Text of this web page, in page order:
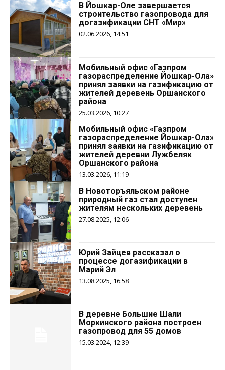
В Йошкар-Оле завершается
строительство газопровода для
догазификации СНТ «Мир»
02.06.2026, 14:51
Мобильный офис «Газпром
газораспределение Йошкар-Ола»
принял заявки на газификацию от
жителей деревень Оршанского
района
25.03.2026, 10:27
Мобильный офис «Газпром
газораспределение Йошкар-Ола»
принял заявки на газификацию от
жителей деревни Лужбеляк
Оршанского района
13.03.2026, 11:19
В Новоторъяльском районе
природный газ стал доступен
жителям нескольких деревень
27.08.2025, 12:06
Юрий Зайцев рассказал о
процессе догазификации в
Марий Эл
13.08.2025, 16:58
В деревне Большие Шали
Моркинского района построен
газопровод для 55 домов
15.03.2024, 12:39